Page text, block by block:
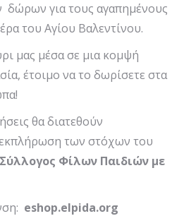
δώρων για τους αγαπημένους
του Αγίου Βαλεντίνου.
μας μέσα σε μια κομψή
έτοιμο να το δωρίσετε στα
θα διατεθούν
των στόχων του
Φίλων Παιδιών με
eshop.elpida.org